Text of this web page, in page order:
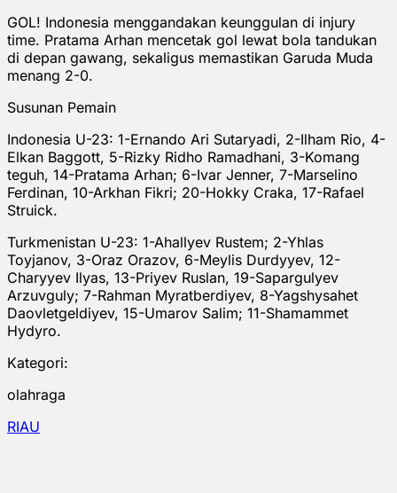
GOL! Indonesia menggandakan keunggulan di injury
time. Pratama Arhan mencetak gol lewat bola tandukan
di depan gawang, sekaligus memastikan Garuda Muda
menang 2-0.
Susunan Pemain
Indonesia U-23: 1-Ernando Ari Sutaryadi, 2-Ilham Rio, 4-
Elkan Baggott, 5-Rizky Ridho Ramadhani, 3-Komang
teguh, 14-Pratama Arhan; 6-Ivar Jenner, 7-Marselino
Ferdinan, 10-Arkhan Fikri; 20-Hokky Craka, 17-Rafael
Struick.
Turkmenistan U-23: 1-Ahallyev Rustem; 2-Yhlas
Toyjanov, 3-Oraz Orazov, 6-Meylis Durdyyev, 12-
Charyyev Ilyas, 13-Priyev Ruslan, 19-Sapargulyev
Arzuvguly; 7-Rahman Myratberdiyev, 8-Yagshysahet
Daovletgeldiyev, 15-Umarov Salim; 11-Shamammet
Hydyro.
Kategori:
olahraga
RIAU